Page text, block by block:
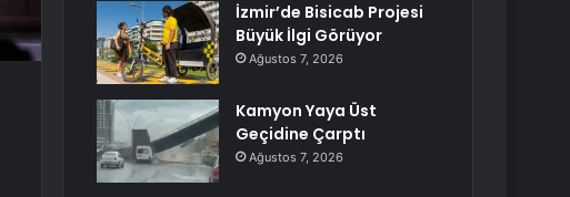
İzmir’de Bisicab Projesi
Büyük İlgi Görüyor
Ağustos 7, 2026
Kamyon Yaya Üst
Geçidine Çarptı
Ağustos 7, 2026